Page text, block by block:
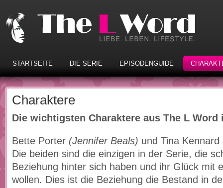
STARTSEITE DIE SERIE EPISODENGUIDE
Charaktere
Die wichtigsten Charaktere aus The L
Bette Porter (Jennifer Beals) und Tina Kennard
Die beiden sind die einzigen in der Serie, die
Beziehung hinter sich haben und ihr Glück mit
wollen. Dies ist die Beziehung die Bestand in